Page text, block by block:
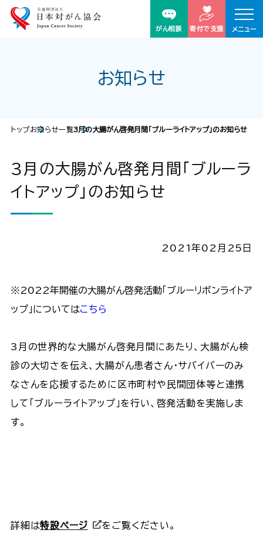
がん相談 寄付で支援 メニュー
お知らせ
トップお知らせ一覧3月の大腸がん啓発月間「ブルーライトアップ」のお知らせ
3月の大腸がん啓発月間「ブルーラ
イトアップ」のお知らせ
2021年02月25日
※2022年開催の大腸がん啓発活動「ブルーリボンライトア
ップ」についてはこちら
3月の世界的な大腸がん啓発月間にあたり、大腸がん検
診の大切さを伝え、大腸がん患者さん・サバイバーのみ
なさんを応援するために区市町村や民間団体等と連携
して「ブルーライトアップ」を行い、啓発活動を実施しま
す。
詳細は特設ページ をご覧ください。